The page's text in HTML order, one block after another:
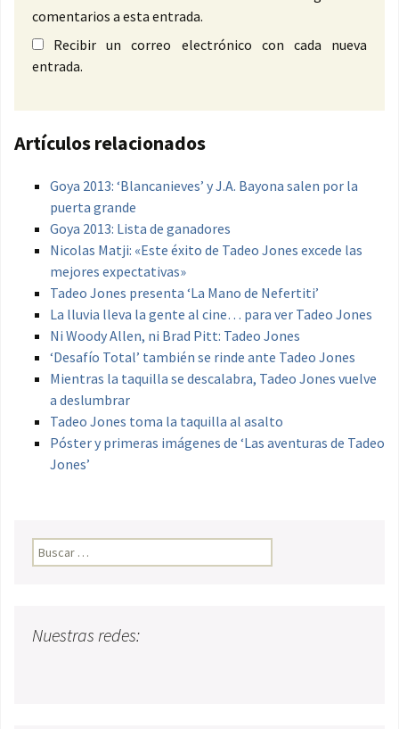
comentarios a esta entrada.
Recibir un correo electrónico con cada nueva
entrada.
Artículos relacionados
Goya 2013: ‘Blancanieves’ y J.A. Bayona salen por la
puerta grande
Goya 2013: Lista de ganadores
Nicolas Matji: «Este éxito de Tadeo Jones excede las
mejores expectativas»
Tadeo Jones presenta ‘La Mano de Nefertiti’
La lluvia lleva la gente al cine… para ver Tadeo Jones
Ni Woody Allen, ni Brad Pitt: Tadeo Jones
‘Desafío Total’ también se rinde ante Tadeo Jones
Mientras la taquilla se descalabra, Tadeo Jones vuelve
a deslumbrar
Tadeo Jones toma la taquilla al asalto
Póster y primeras imágenes de ‘Las aventuras de Tadeo
Jones’
Buscar:
Nuestras redes: